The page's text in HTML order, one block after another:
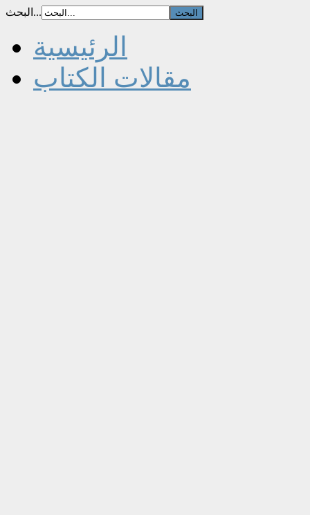
البحث...
الرئيسية
مقالات الكتاب